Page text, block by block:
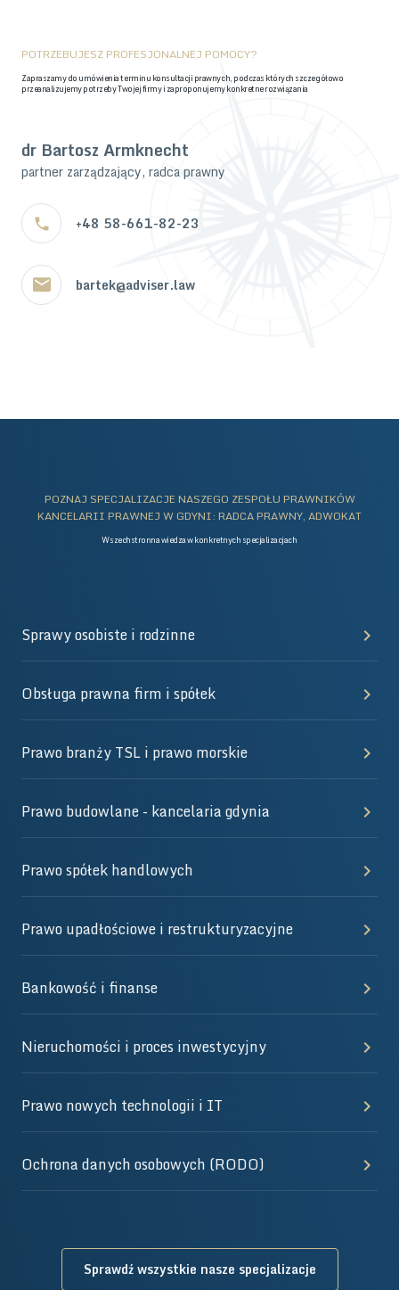
POTRZEBUJESZ PROFESJONALNEJ POMOCY?
Zapraszamy do umówienia terminu konsultacji prawnych, podczas których szczegółowo
przeanalizujemy potrzeby Twojej firmy i zaproponujemy konkretne rozwiązania
dr Bartosz Armknecht
partner zarządzający, radca prawny
+48 58-661-82-23
bartek@adviser.law
POZNAJ SPECJALIZACJE NASZEGO ZESPOŁU PRAWNIKÓW
KANCELARII PRAWNEJ W GDYNI: RADCA PRAWNY, ADWOKAT
Wszechstronna wiedza w konkretnych specjalizacjach
Sprawy osobiste i rodzinne
Obsługa prawna firm i spółek
Prawo branży TSL i prawo morskie
Prawo budowlane - kancelaria gdynia
Prawo spółek handlowych
Prawo upadłościowe i restrukturyzacyjne
Bankowość i finanse
Nieruchomości i proces inwestycyjny
Prawo nowych technologii i IT
Ochrona danych osobowych (RODO)
Sprawdź wszystkie nasze specjalizacje